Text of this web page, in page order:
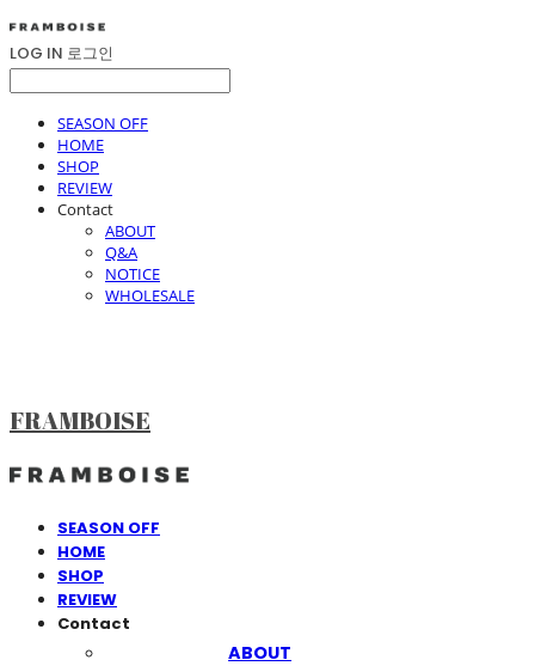
LOG IN 로그인
SEASON OFF
HOME
SHOP
REVIEW
Contact
ABOUT
Q&A
NOTICE
WHOLESALE
FRAMBOISE
SEASON OFF
HOME
SHOP
REVIEW
Contact
ABOUT